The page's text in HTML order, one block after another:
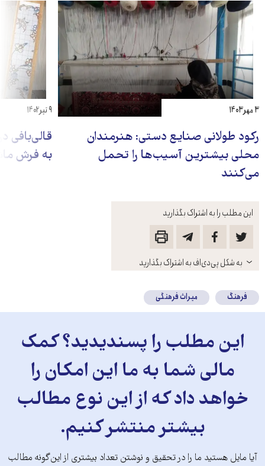
این مطلب را به اشتراک بگذارید
باز
کنید
به شکل پی‌دی‌اف به اشتراک بگذارید
رکود طولانی صنایع دستی: هنرمندان
محلی بیشترین آسیب‌ها را تحمل
می‌کنند
۳ مهر ۱۴۰۳
قالی‌بافی
به فرش
۹ تیر ۱۴۰۲
فرهنگ میراث فرهنگی
این مطلب را پسندیدید؟ کمک
مالی شما به ما این امکان را
خواهد داد که از این نوع مطالب
بیشتر منتشر کنیم.
آیا مایل هستید ما را در تحقیق و نوشتن تعداد بیشتری از این‌گونه مطالب